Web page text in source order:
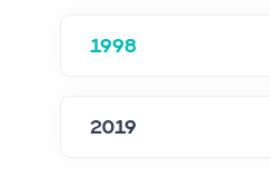
1998
2019